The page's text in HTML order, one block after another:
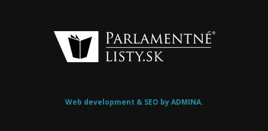
Web development & SEO by ADMINA.